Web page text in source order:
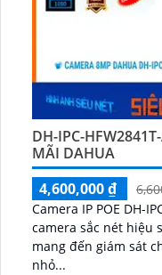
DH-IPC-
MÃI DAHUA
4,600,000 ₫
Camera IP POE DH-
camera sắc nét hiệu
mang đến giám sát
nhỏ...